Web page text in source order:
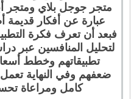
متجر جوجل بلاي ومتجر
عبارة عن أفكار قديمة
فبعد أن تعرف فكرة
لتحليل المنافسين عبر
تطبيقاتهم وخطط
ضعفهم وفي النهاية
كامل ومراعاة